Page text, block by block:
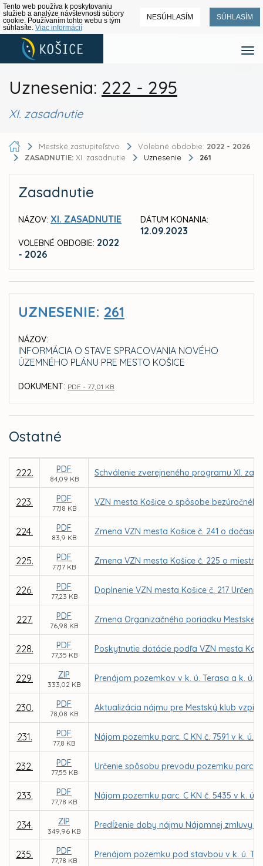
Tento web používa k poskytovaniu
služieb a analýze návštevnosti súbory
cookie. Používaním tohto webu s tým
súhlasíte. Viac informácií
NESÚHLASÍM SÚHLASÍM
Uznesenia: 222 - 295
XI. zasadnutie
Mestské zastupiteľstvo Volebné obdobie: 2022 - 2026
ZASADNUTIE: XI. zasadnutie Uznesenie 261
Zasadnutie
NÁZOV: XI. ZASADNUTIE
VOLEBNÉ OBDOBIE: 2022
- 2026
DÁTUM KONANIA:
12.09.2023
UZNESENIE: 261
NÁZOV:
INFORMÁCIA O STAVE SPRACOVANIA NOVÉHO
ÚZEMNÉHO PLÁNU PRE MESTO KOŠICE
DOKUMENT: PDF - 77,01 KB
Ostatné
222. PDF
84,09 KB
Schválenie zverejneného programu XI.
223. PDF
77,18 KB
VZN mesta Košice o spôsobe
224. PDF
83,9 KB
Zmena VZN mesta Košice č. 241 o
225. PDF
77,17 KB
Zmena VZN mesta Košice č. 225 o
226. PDF
77,23 KB
Doplnenie VZN mesta Košice č. 217
227. PDF
76,98 KB
Zmena Organizačného poriadku Mestskej
228. PDF
77,35 KB
Poskytnutie dotácie podľa VZN mesta
229. ZIP
333,02 KB
Prenájom pozemkov v k. ú. Terasa a k. ú.
230. PDF
78,08 KB
Aktualizácia nájmu pre Mestský klub
231. PDF
77,8 KB
Nájom pozemku parc. C KN č. 7591 v k.
232. PDF
77,55 KB
Určenie spôsobu prevodu pozemku parc.
233. PDF
77,78 KB
Nájom pozemku parc. C KN č. 5435 v k.
234. ZIP
349,96 KB
Predĺženie doby nájmu Nájomnej zmluvy
235. PDF
77,78 KB
Prenájom pozemku pod stavbou v k. ú.